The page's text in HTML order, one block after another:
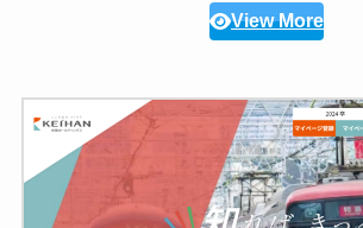
View More